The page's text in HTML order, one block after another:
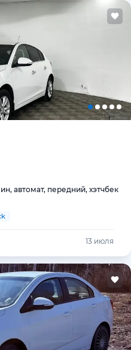
автомат, передний, хэтчбек
13 июля